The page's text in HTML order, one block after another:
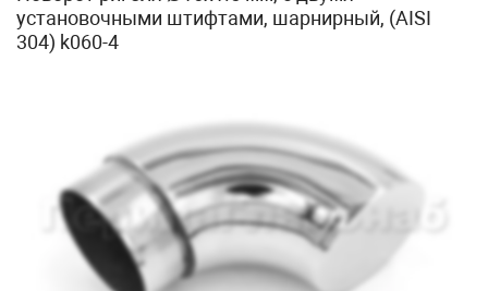
установочными штифтами, шарнирный, (AISI
304) k060-4